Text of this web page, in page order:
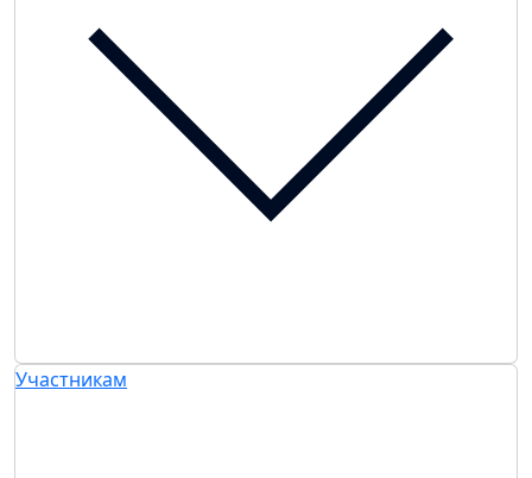
Участникам